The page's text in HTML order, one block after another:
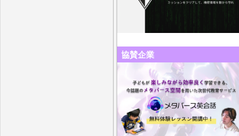
協賛企業